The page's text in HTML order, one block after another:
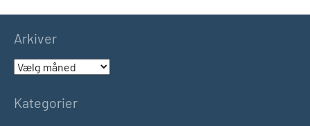
Arkiver
Arkiver
Kategorier